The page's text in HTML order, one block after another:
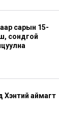
сарын 15-
сондгой
Хэнтий аймагт